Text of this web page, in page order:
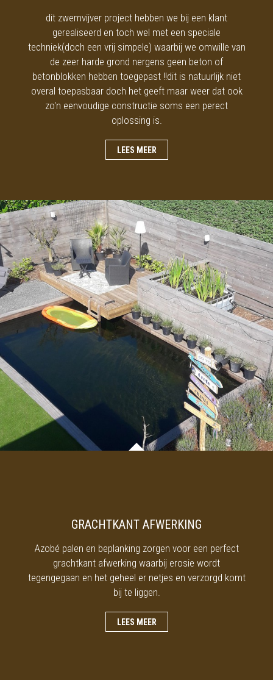
dit zwemvijver project hebben we bij een klant
gerealiseerd en toch wel met een speciale
techniek(doch een vrij simpele) waarbij we omwille van
de zeer harde grond nergens geen beton of
betonblokken hebben toegepast !!dit is natuurlijk niet
overal toepasbaar doch het geeft maar weer dat ook
zo'n eenvoudige constructie soms een perect
oplossing is.
LEES MEER
GRACHTKANT AFWERKING
Azobé palen en beplanking zorgen voor een perfect
grachtkant afwerking waarbij erosie wordt
tegengegaan en het geheel er netjes en verzorgd komt
bij te liggen.
LEES MEER